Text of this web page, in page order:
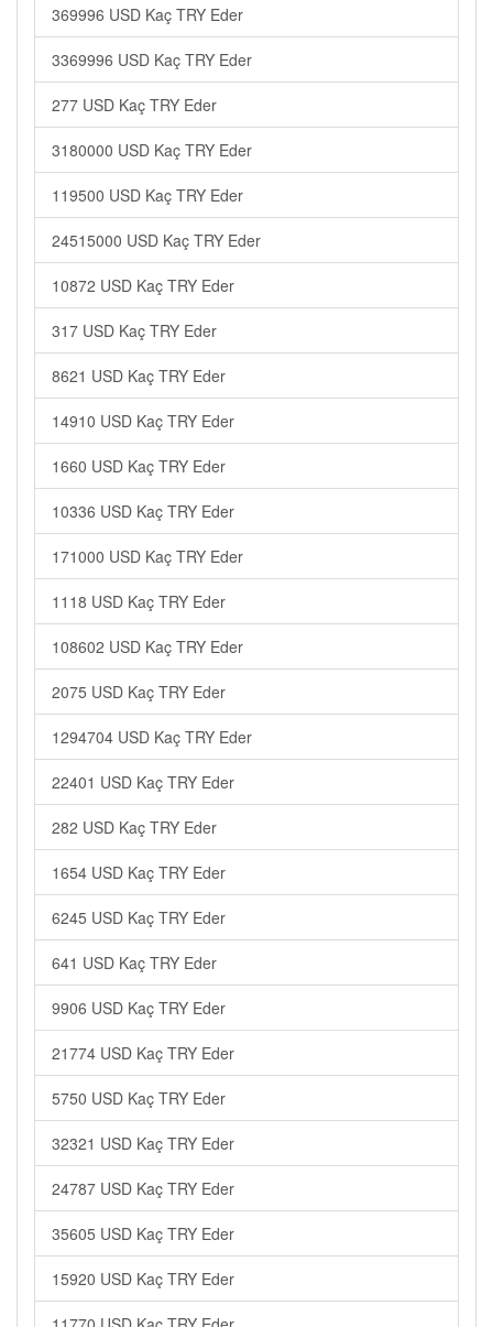
369996 USD Kaç TRY Eder
3369996 USD Kaç TRY Eder
277 USD Kaç TRY Eder
3180000 USD Kaç TRY Eder
119500 USD Kaç TRY Eder
24515000 USD Kaç TRY Eder
10872 USD Kaç TRY Eder
317 USD Kaç TRY Eder
8621 USD Kaç TRY Eder
14910 USD Kaç TRY Eder
1660 USD Kaç TRY Eder
10336 USD Kaç TRY Eder
171000 USD Kaç TRY Eder
1118 USD Kaç TRY Eder
108602 USD Kaç TRY Eder
2075 USD Kaç TRY Eder
1294704 USD Kaç TRY Eder
22401 USD Kaç TRY Eder
282 USD Kaç TRY Eder
1654 USD Kaç TRY Eder
6245 USD Kaç TRY Eder
641 USD Kaç TRY Eder
9906 USD Kaç TRY Eder
21774 USD Kaç TRY Eder
5750 USD Kaç TRY Eder
32321 USD Kaç TRY Eder
24787 USD Kaç TRY Eder
35605 USD Kaç TRY Eder
15920 USD Kaç TRY Eder